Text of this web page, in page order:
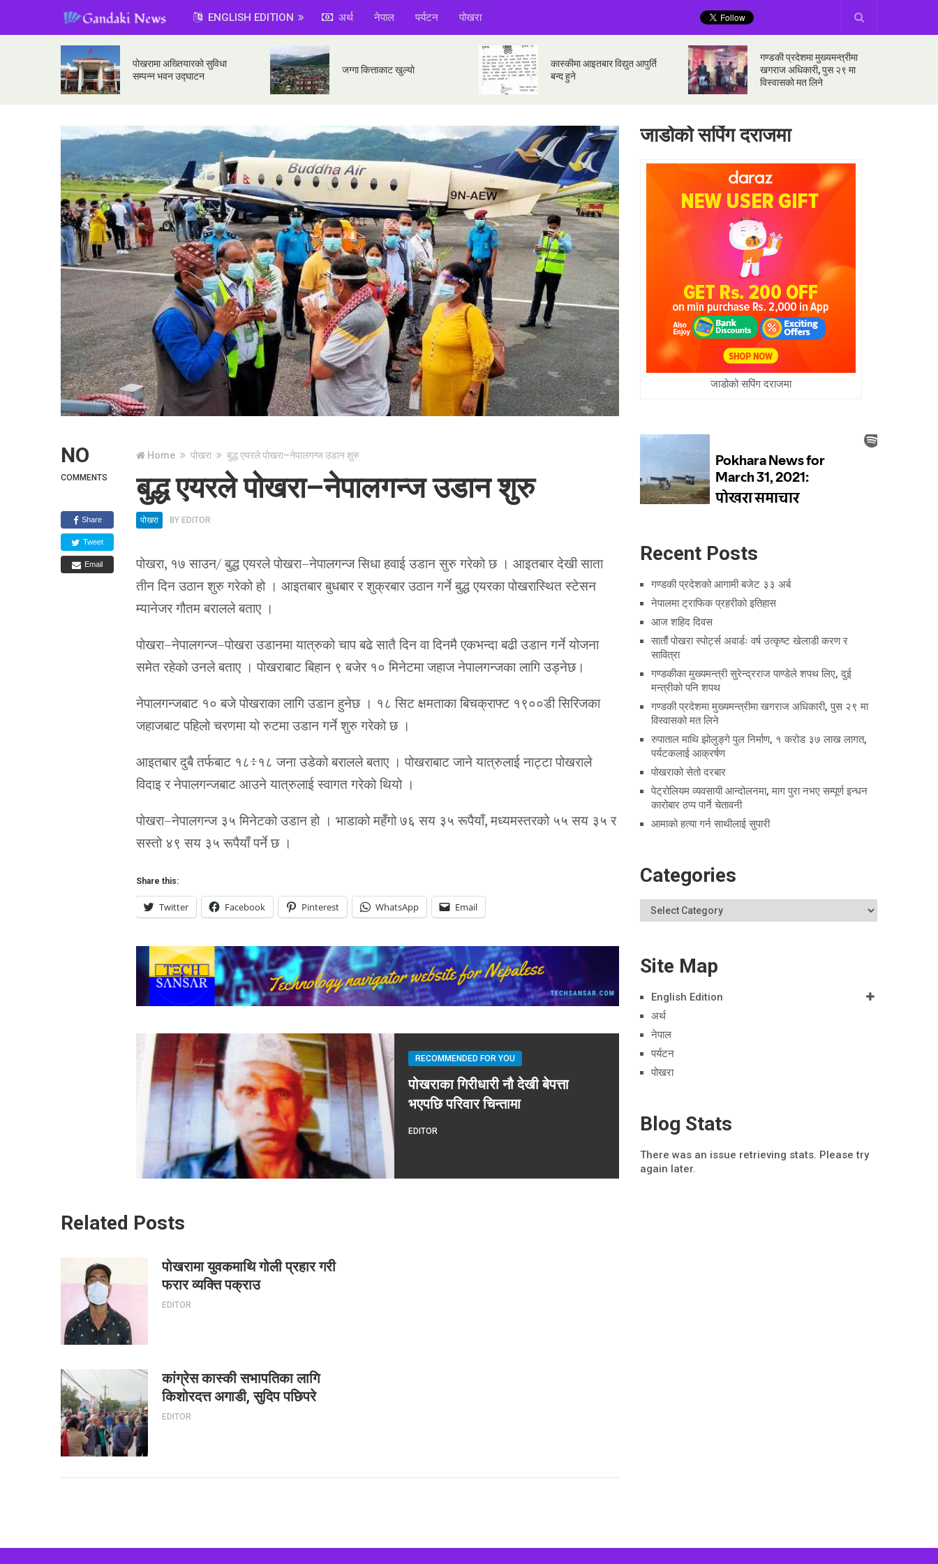
ENGLISH EDITION अर्थ नेपाल पर्यटन पोखरा
पोखरामा अख्तियारको सुविधा
सम्पन्न भवन उद्घाटन
जग्गा कित्ताकाट खुल्यो
कास्कीमा आइतबार विद्युत आपुर्ति
बन्द हुने
गण्डकी प्रदेशमा मुख्यमन्त्रीमा
खगराज अधिकारी, पुस २९ मा
विस्वासको मत लिने
NO
COMMENTS
Share
Tweet
Email
Home पोखरा बुद्ध एयरले पोखरा–नेपालगन्ज उडान शुरु
बुद्ध एयरले पोखरा–नेपालगन्ज उडान शुरु
पोखरा BY EDITOR
पोखरा, १७ साउन/ बुद्ध एयरले पोखरा–नेपालगन्ज सिधा हवाई उडान सुरु गरेको छ । आइतबार देखी साता
तीन दिन उठान शुरु गरेको हो । आइतबार बुधबार र शुक्रबार उठान गर्ने बुद्ध एयरका पोखरास्थित स्टेसन
म्यानेजर गौतम बरालले बताए ।
पोखरा–नेपालगन्ज–पोखरा उडानमा यात्रुको चाप बढे सातै दिन वा दिनमै एकभन्दा बढी उडान गर्ने योजना
समेत रहेको उनले बताए । पोखराबाट बिहान ९ बजेर १० मिनेटमा जहाज नेपालगन्जका लागि उड्नेछ।
नेपालगन्जबाट १० बजे पोखराका लागि उडान हुनेछ । १८ सिट क्षमताका बिचक्राफ्ट १९००डी सिरिजका
जहाजबाट पहिलो चरणमा यो रुटमा उडान गर्ने शुरु गरेको छ ।
आइतबार दुबै तर्फबाट १८÷१८ जना उडेको बरालले बताए । पोखराबाट जाने यात्रुलाई नाट्टा पोखराले
विदाइ र नेपालगन्जबाट आउने यात्रुलाई स्वागत गरेको थियो ।
पोखरा–नेपालगन्ज ३५ मिनेटको उडान हो । भाडाको महँगो ७६ सय ३५ रूपैयाँ, मध्यमस्तरको ५५ सय ३५ र
सस्तो ४९ सय ३५ रूपैयाँ पर्ने छ ।
Share this:
Twitter Facebook Pinterest WhatsApp Email
RECOMMENDED FOR YOU
पोखराका गिरीधारी नौ देखी बेपत्ता
भएपछि परिवार चिन्तामा
EDITOR
Related Posts
पोखरामा युवकमाथि गोली प्रहार गरी
फरार व्यक्ति पक्राउ
EDITOR
कांग्रेस कास्की सभापतिका लागि
किशोरदत्त अगाडी, सुदिप पछिपरे
EDITOR
जाडोको सपिंग दराजमा
जाडोको सपिंग दराजमा
Recent Posts
गण्डकी प्रदेशको आगामी बजेट ३३ अर्ब
नेपालमा ट्राफिक प्रहरीको इतिहास
आज शहिद दिवस
सातौं पोखरा स्पोर्ट्स अवार्डः वर्ष उत्कृष्ट खेलाडी करण र
सावित्रा
गण्डकीका मुख्यमन्त्री सुरेन्द्रराज पाण्डेले शपथ लिए, दुई
मन्त्रीको पनि शपथ
गण्डकी प्रदेशमा मुख्यमन्त्रीमा खगराज अधिकारी, पुस २९ मा
विस्वासको मत लिने
रुपाताल माथि झोलुङ्गे पुल निर्माण, १ करोड ३७ लाख लागत,
पर्यटकलाई आक्रर्षण
पोखराको सेतो दरबार
पेट्रोलियम व्यवसायी आन्दोलनमा, माग पुरा नभए सम्पूर्ण इन्धन
कारोबार ठप्प पार्ने चेतावनी
आमाको हत्या गर्न साथीलाई सुपारी
Categories
Site Map
English Edition
अर्थ
नेपाल
पर्यटन
पोखरा
Blog Stats
There was an issue retrieving stats. Please try
again later.